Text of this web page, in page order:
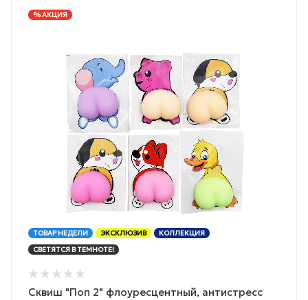
% АКЦИЯ
ТОВАР НЕДЕЛИ ЭКСКЛЮЗИВ
КОЛЛЕКЦИЯ
СВЕТЯТСЯ В ТЕМНОТЕ!
Сквиш "Поп 2" флоуресцентный, антистресс